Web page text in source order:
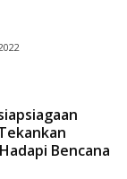
Bencana